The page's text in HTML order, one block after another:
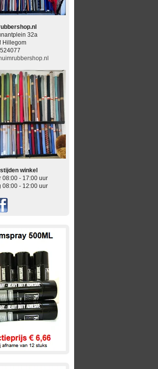
32a
Hillegom
winkel
08:00 - 17:00 uur
08:00 - 12:00 uur